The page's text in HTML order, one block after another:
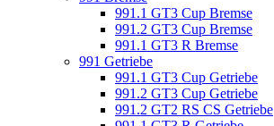
991.1 GT3 Cup Bremse
991.2 GT3 Cup Bremse
991.1 GT3 R Bremse
991 Getriebe
991.1 GT3 Cup Getriebe
991.2 GT3 Cup Getriebe
991.2 GT2 RS CS Getriebe